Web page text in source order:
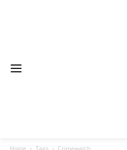
Home Tags Crimewatch